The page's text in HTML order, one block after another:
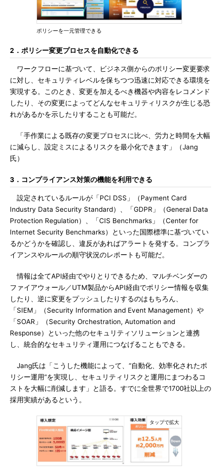
ポリシーを一元管理できる
2．ポリシー変更プロセスを自動化できる
ワークフローに基づいて、ビジネス側からのポリシー変更要求
に対し、セキュリティレベルを保ちつつ迅速に対応できる環境を
実現する。このとき、変更を加えるべき機器や内容をレコメンド
したり、その変更によってどんなセキュリティリスクが生じる恐
れがあるかを示したりすることも可能だ。
「手作業による既存の変更プロセスに比べ、労力と時間を大幅
に減らし、設定ミスによるリスクを最小化できます」（Jang
氏）
3．コンプライアンス対策の機能を利用できる
設定されているルールが「PCI DSS」（Payment Card
Industry Data Security Standard）、「GDPR」（General Data
Protection Regulation）、「CIS Benchmarks」（Center for
Internet Security Benchmarks）といった国際標準に基づいてい
るかどうかを確認し、違反があればアラートを発する。コンプラ
イアンスやルールの順守状況のレポートも可能だ。
情報は全てAPI経由でやりとりできるため、マルチベンダーの
ファイアウォール／UTM製品からAPI経由でポリシー情報を収集
したり、逆に変更をプッシュしたりするのはもちろん、
「SIEM」（Security Information and Event Management）や
「SOAR」（Security Orchestration, Automation and
Response）といった他のセキュリティソリューションと連携
し、統合的なセキュリティ運用につなげることもできる。
Jang氏は「こうした機能によって、“自動化、効率化されたポ
リシー運用”を実現し、セキュリティリスクと運用にまつわるコ
ストを大幅に削減します」と語る。すでに全世界で1700社以上の
採用実績があるという。